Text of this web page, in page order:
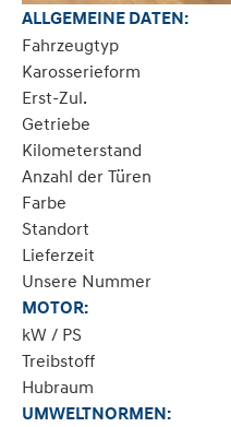
ALLGEMEINE DATEN:
Fahrzeugtyp
Karosserieform
Erst-Zul.
Getriebe
Kilometerstand
Anzahl der Türen
Farbe
Standort
Lieferzeit
Unsere Nummer
MOTOR:
kW / PS
Treibstoff
Hubraum
UMWELTNORMEN: